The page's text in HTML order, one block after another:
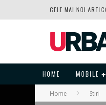
CELE MAI NOI
HOME MOBILE
Home Stiri